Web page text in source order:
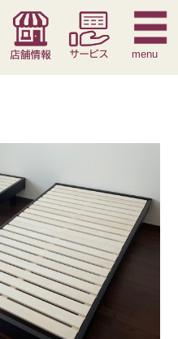
季節寝具 サービス
menu